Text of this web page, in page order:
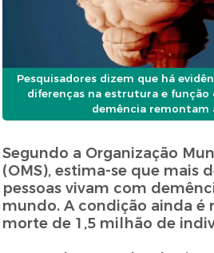
Pesquisadores dizem que há
diferenças na estrutura e função
demência remontam
Segundo a Organização
(OMS), estima-se que mais
pessoas vivam com
mundo. A condição ainda é
morte de 1,5 milhão de